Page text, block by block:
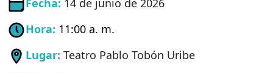
Fecha: 14 de junio de 2026
Hora: 11:00 a. m.
Lugar: Teatro Pablo Tobón Uribe